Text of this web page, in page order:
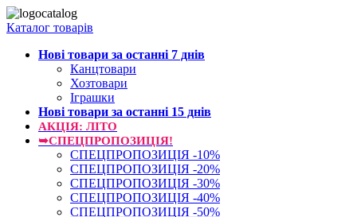
Каталог товарів
Нові товари за останнi 7 днiв
Канцтовари
Хозтовари
Іграшки
Нові товари за останнi 15 днiв
АКЦІЯ: ЛІТО
➥СПЕЦПРОПОЗИЦІЯ!
СПЕЦПРОПОЗИЦІЯ -10%
СПЕЦПРОПОЗИЦІЯ -20%
СПЕЦПРОПОЗИЦІЯ -30%
СПЕЦПРОПОЗИЦІЯ -40%
СПЕЦПРОПОЗИЦІЯ -50%